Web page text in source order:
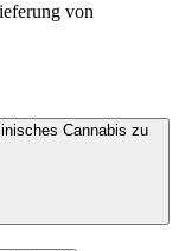
von
Cannabis zu